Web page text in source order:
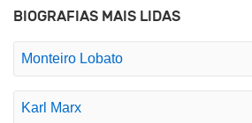
BIOGRAFIAS MAIS LIDAS
Monteiro Lobato
Karl Marx